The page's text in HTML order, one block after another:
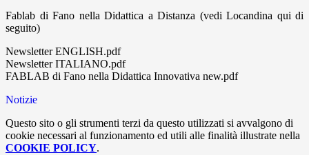
Fablab di Fano nella Didattica a Distanza (vedi Locandina qui di
seguito)
Newsletter ENGLISH.pdf
Newsletter ITALIANO.pdf
FABLAB di Fano nella Didattica Innovativa new.pdf
Notizie
Questo sito o gli strumenti terzi da questo utilizzati si avvalgono di
cookie necessari al funzionamento ed utili alle finalità illustrate nella
COOKIE POLICY.